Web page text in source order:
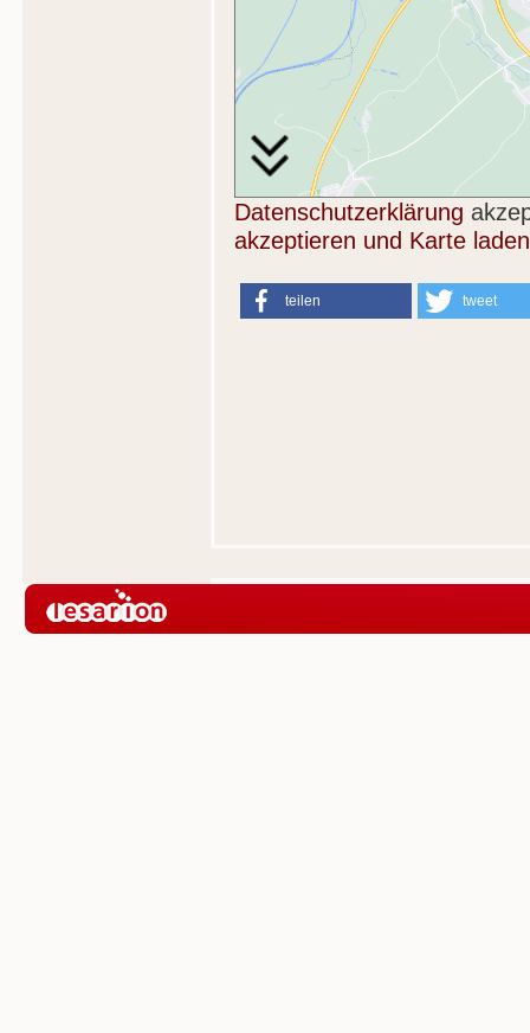
Datenschutzerklärung
akzeptieren und Karte laden
teilen tweet